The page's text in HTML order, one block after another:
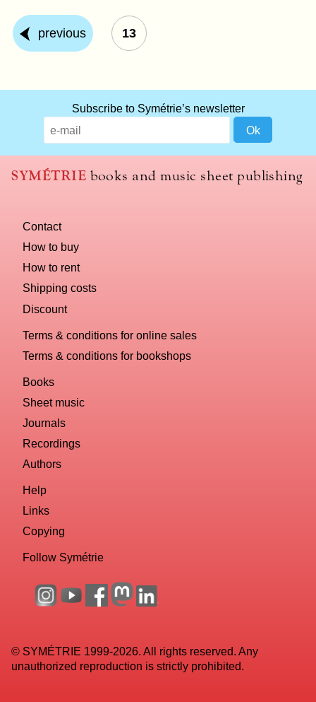
previous 13
Subscribe to Symétrie’s newsletter
SYMÉTRIE books and music sheet publishing
Contact
How to buy
How to rent
Shipping costs
Discount
Terms & conditions for online sales
Terms & conditions for bookshops
Books
Sheet music
Journals
Recordings
Authors
Help
Links
Copying
Follow Symétrie
© SYMÉTRIE 1999-2026. All rights reserved. Any
unauthorized reproduction is strictly prohibited.